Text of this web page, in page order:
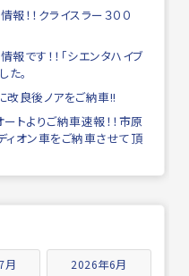
！！クライスラー３００
です！！「シエンタハイブ
た。
良後ノアをご納車!!
トよりご納車速報！！市原
オン車をご納車させて頂
月 2026年6月